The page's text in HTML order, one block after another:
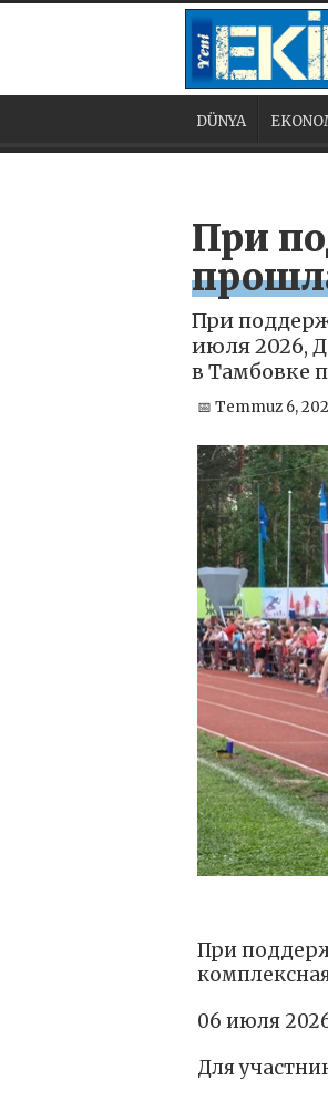
DÜNYA
При
При
июля 2026,
в Тамбовке
📅 Temmuz 6,
При
06 июля
Для